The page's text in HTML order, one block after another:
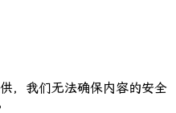
，我们无法确保内容的安全